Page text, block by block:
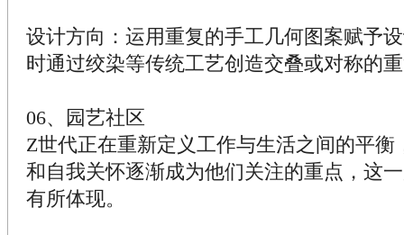
设计方向：运用重复的手工几何图案赋予
时通过绞染等传统工艺创造交叠或对称的
06、园艺社区
Z世代正在重新定义工作与生活之间的平衡
和自我关怀逐渐成为他们关注的重点，这
有所体现。